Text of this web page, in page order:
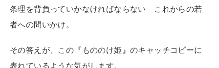
条理を背負っていかなければならない これからの若
者への問いかけ。
その答えが、この『もののけ姫』のキャッチコピーに
表れているような気がします。